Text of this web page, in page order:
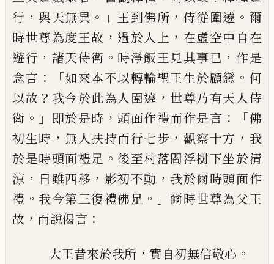
行 ，與天無異 。」 王到佛所 ， 侍從圍遶 。 爾
時世尊為度王故 ， 過於人上 ， 在虛空中自在
遊行 ， 諸天侍衛 。 時淨飯王見其事已 ， 作是
念言 ：「如來本不以轉輪聖王生於顧戀 。 何
以故 ？ 我今於此為人圍遶 ， 世尊乃有天人侍
衛 。」 即於是時 ，頭面作禮而作是言 ： 「佛
初生時 ， 無人扶持而行七步 ， 觀察十方 ， 我
於是時頭面禮足 。 後至村落閻浮樹下坐於清
涼 ， 日雖西移 ， 影初不動 ， 我於爾時頭面作
禮 。 我今第三復禮佛足 。」爾時世尊為父王
故 ， 而說偈言 ：
大王昔來於我所 ， 實自初無信敬心 。